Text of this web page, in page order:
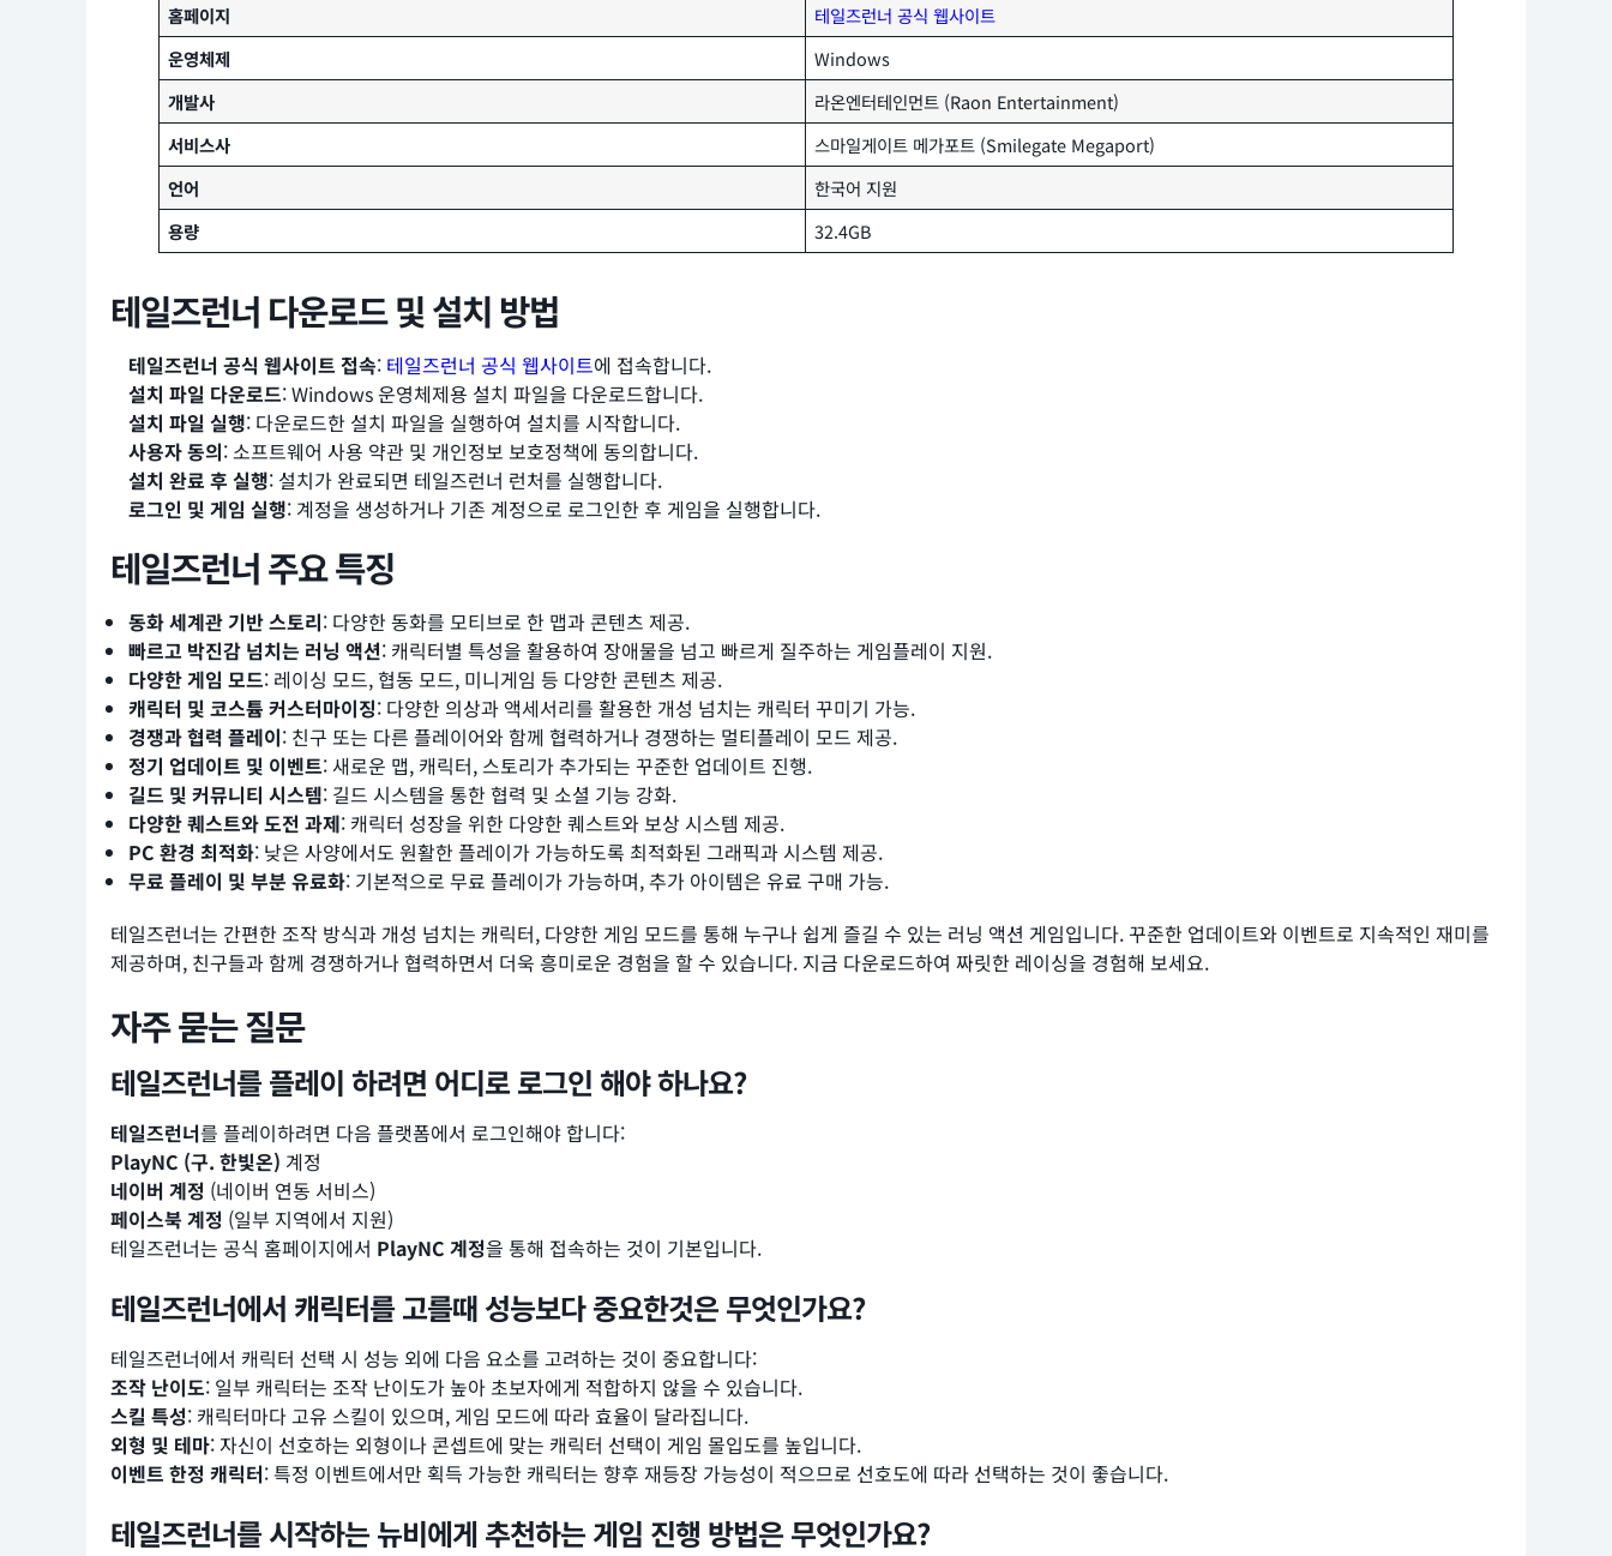
홈페이지
테일즈런너 공식 웹사이트
운영체제
Windows
개발사
라온엔터테인먼트 (Raon Entertainment)
서비스사
스마일게이트 메가포트 (Smilegate Megaport)
언어
한국어 지원
용량
32.4GB
테일즈런너 다운로드 및 설치 방법
테일즈런너 공식 웹사이트 접속: 테일즈런너 공식 웹사이트에 접속합니다.
설치 파일 다운로드: Windows 운영체제용 설치 파일을 다운로드합니다.
설치 파일 실행: 다운로드한 설치 파일을 실행하여 설치를 시작합니다.
사용자 동의: 소프트웨어 사용 약관 및 개인정보 보호정책에 동의합니다.
설치 완료 후 실행: 설치가 완료되면 테일즈런너 런처를 실행합니다.
로그인 및 게임 실행: 계정을 생성하거나 기존 계정으로 로그인한 후 게임을 실행합니다.
테일즈런너 주요 특징
동화 세계관 기반 스토리: 다양한 동화를 모티브로 한 맵과 콘텐츠 제공.
빠르고 박진감 넘치는 러닝 액션: 캐릭터별 특성을 활용하여 장애물을 넘고 빠르게 질주하는 게임플레이 지원.
다양한 게임 모드: 레이싱 모드, 협동 모드, 미니게임 등 다양한 콘텐츠 제공.
캐릭터 및 코스튬 커스터마이징: 다양한 의상과 액세서리를 활용한 개성 넘치는 캐릭터 꾸미기 가능.
경쟁과 협력 플레이: 친구 또는 다른 플레이어와 함께 협력하거나 경쟁하는 멀티플레이 모드 제공.
정기 업데이트 및 이벤트: 새로운 맵, 캐릭터, 스토리가 추가되는 꾸준한 업데이트 진행.
길드 및 커뮤니티 시스템: 길드 시스템을 통한 협력 및 소셜 기능 강화.
다양한 퀘스트와 도전 과제: 캐릭터 성장을 위한 다양한 퀘스트와 보상 시스템 제공.
PC 환경 최적화: 낮은 사양에서도 원활한 플레이가 가능하도록 최적화된 그래픽과 시스템 제공.
무료 플레이 및 부분 유료화: 기본적으로 무료 플레이가 가능하며, 추가 아이템은 유료 구매 가능.
테일즈런너는 간편한 조작 방식과 개성 넘치는 캐릭터, 다양한 게임 모드를 통해 누구나 쉽게 즐길 수 있는 러닝 액션 게임입니다. 꾸준한 업데이트와 이벤트로 지속적인 재미를
제공하며, 친구들과 함께 경쟁하거나 협력하면서 더욱 흥미로운 경험을 할 수 있습니다. 지금 다운로드하여 짜릿한 레이싱을 경험해 보세요.
자주 묻는 질문
테일즈런너를 플레이 하려면 어디로 로그인 해야 하나요?
테일즈런너를 플레이하려면 다음 플랫폼에서 로그인해야 합니다:
PlayNC (구. 한빛온) 계정
네이버 계정 (네이버 연동 서비스)
페이스북 계정 (일부 지역에서 지원)
테일즈런너는 공식 홈페이지에서 PlayNC 계정을 통해 접속하는 것이 기본입니다.
테일즈런너에서 캐릭터를 고를때 성능보다 중요한것은 무엇인가요?
테일즈런너에서 캐릭터 선택 시 성능 외에 다음 요소를 고려하는 것이 중요합니다:
조작 난이도: 일부 캐릭터는 조작 난이도가 높아 초보자에게 적합하지 않을 수 있습니다.
스킬 특성: 캐릭터마다 고유 스킬이 있으며, 게임 모드에 따라 효율이 달라집니다.
외형 및 테마: 자신이 선호하는 외형이나 콘셉트에 맞는 캐릭터 선택이 게임 몰입도를 높입니다.
이벤트 한정 캐릭터: 특정 이벤트에서만 획득 가능한 캐릭터는 향후 재등장 가능성이 적으므로 선호도에 따라 선택하는 것이 좋습니다.
테일즈런너를 시작하는 뉴비에게 추천하는 게임 진행 방법은 무엇인가요?